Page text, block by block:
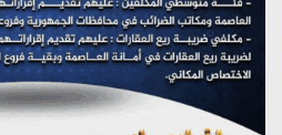
تستمعون لبرنامج (مع السيد القائد)
يوليو 26, 2026